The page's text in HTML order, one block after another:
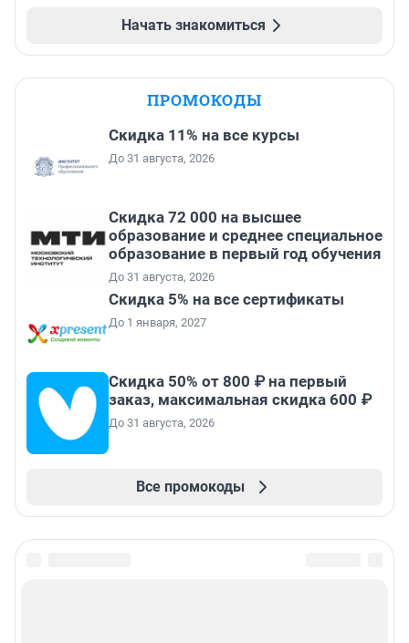
Начать знакомиться
ПРОМОКОДЫ
Скидка 11% на все курсы
До 31 августа, 2026
Скидка 72 000 на высшее
образование и среднее специальное
образование в первый год обучения
До 31 августа, 2026
Скидка 5% на все сертификаты
До 1 января, 2027
Скидка 50% от 800 ₽ на первый
заказ, максимальная скидка 600 ₽
До 31 августа, 2026
Все промокоды